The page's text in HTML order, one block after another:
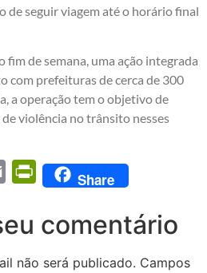
de seguir viagem até o horário final
fim de semana, uma ação integrada
com prefeituras de cerca de 300
a operação tem o objetivo de
violência no trânsito nesses
Email PrintFriendly
Share
comentário
não será publicado. Campos